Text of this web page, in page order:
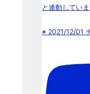
と連動していま
※ 2021/12/01